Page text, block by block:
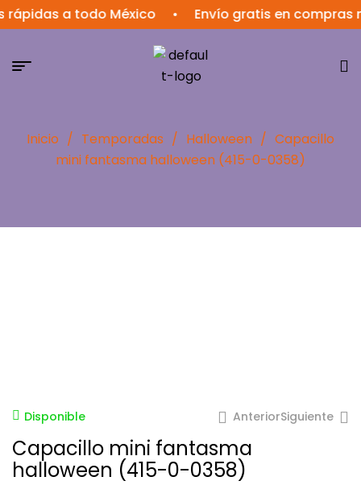
a todo México • Envío gratis en compras
Inicio / Temporadas / Halloween / Capacillo
mini fantasma halloween (415-0-0358)
Disponible AnteriorSiguiente
Capacillo mini fantasma
halloween (415-0-0358)